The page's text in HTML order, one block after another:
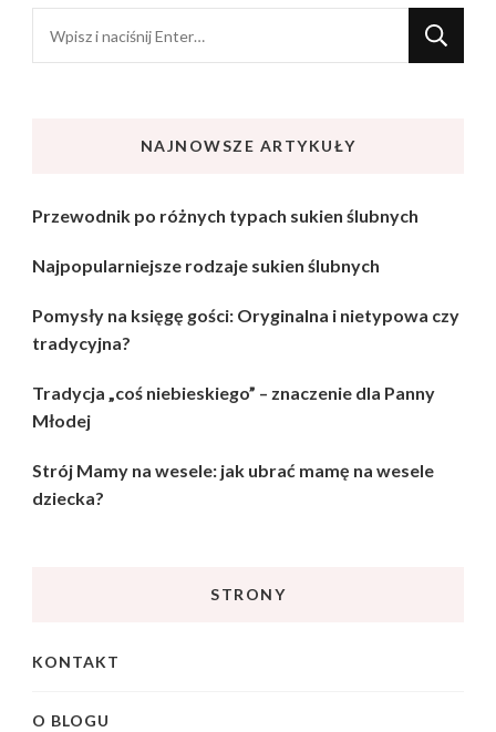
czegoś?
NAJNOWSZE ARTYKUŁY
Przewodnik po różnych typach sukien ślubnych
Najpopularniejsze rodzaje sukien ślubnych
Pomysły na księgę gości: Oryginalna i nietypowa czy
tradycyjna?
Tradycja „coś niebieskiego” – znaczenie dla Panny
Młodej
Strój Mamy na wesele: jak ubrać mamę na wesele
dziecka?
STRONY
KONTAKT
O BLOGU